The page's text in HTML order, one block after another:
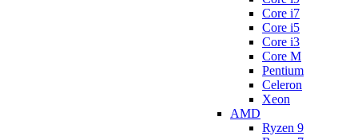
Core i7
Core i5
Core i3
Core M
Pentium
Celeron
Xeon
AMD
Ryzen 9